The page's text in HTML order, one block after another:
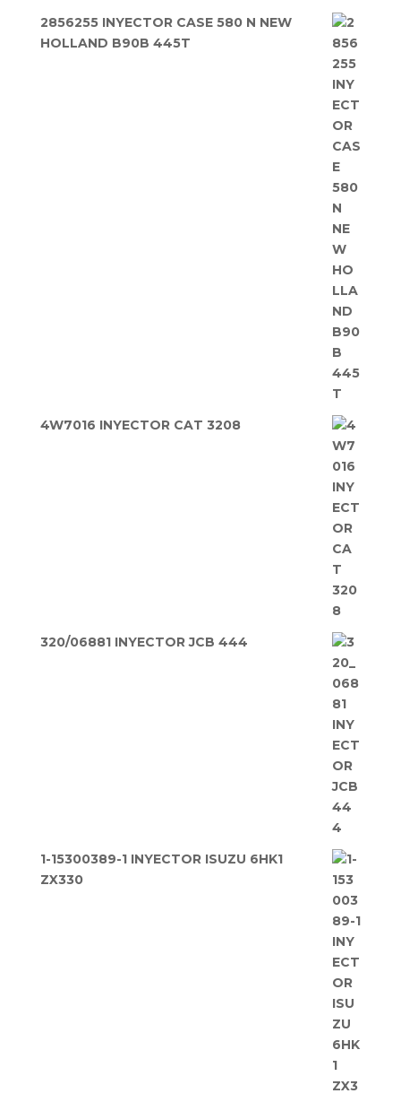
2856255 INYECTOR CASE 580 N NEW
HOLLAND B90B 445T
4W7016 INYECTOR CAT 3208
320/06881 INYECTOR JCB 444
1-15300389-1 INYECTOR ISUZU 6HK1
ZX330